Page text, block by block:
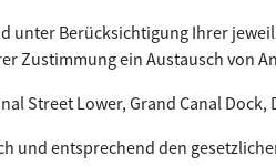
unter Berücksichtigung Ihrer
Zustimmung ein Austausch von
Street Lower, Grand Canal
und entsprechend den